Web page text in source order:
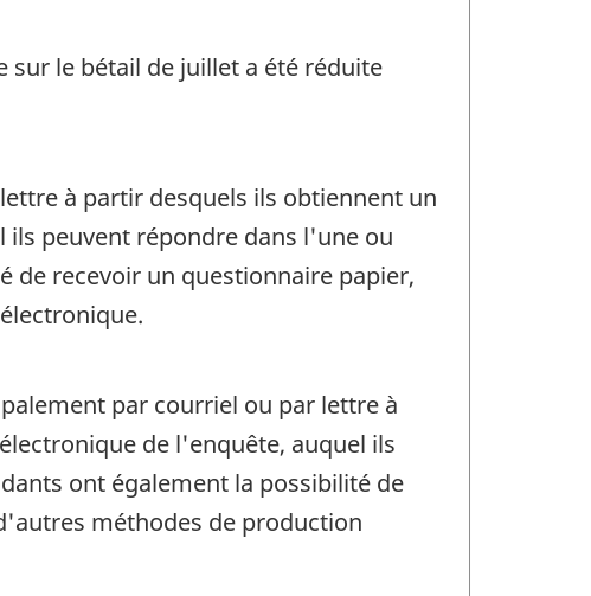
sur le bétail de juillet a été réduite
à partir desquels ils obtiennent un
peuvent répondre dans l'une ou
de recevoir un questionnaire papier,
par courriel ou par lettre à
de l'enquête, auquel ils
ont également la possibilité de
méthodes de production